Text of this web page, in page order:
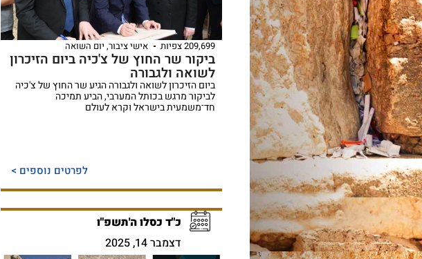
209,699 צפיות אישי ציבור, יום השואה
ביקור שר החוץ של צ'כיה ביום הזיכרון
לשואה ולגבורה
ביום הזיכרון לשואה ולגבורה הגיע שר החוץ של צ'כיה
לביקור מרגש בכותל המערבי, הביע תמיכה
חד־משמעית בישראל וקרא לעולם
לפרטים נוספים >
כ"ד כסלו ה'תשפ"ו
דצמבר 14, 2025